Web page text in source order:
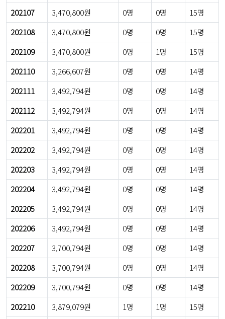
202107
3,470,800원 0명 0명
15명
202108
3,470,800원 0명 0명
15명
202109
3,470,800원 0명 1명
15명
202110
3,266,607원 0명 0명
14명
202111
3,492,794원 0명 0명
14명
202112
3,492,794원 0명 0명
14명
202201
3,492,794원 0명 0명
14명
202202
3,492,794원 0명 0명
14명
202203
3,492,794원 0명 0명
14명
202204
3,492,794원 0명 0명
14명
202205
3,492,794원 0명 0명
14명
202206
3,492,794원 0명 0명
14명
202207
3,700,794원 0명 0명
14명
202208
3,700,794원 0명 0명
14명
202209
3,700,794원 0명 0명
14명
202210
3,879,079원 1명 1명 15명